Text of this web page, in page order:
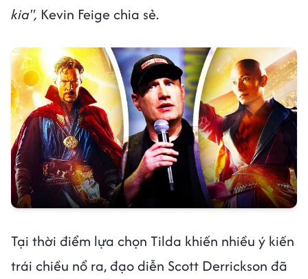
kia", Kevin Feige chia sẻ.
Tại thời điểm lựa chọn Tilda khiến nhiều ý kiến
trái chiều nổ ra, đạo diễn Scott Derrickson đã